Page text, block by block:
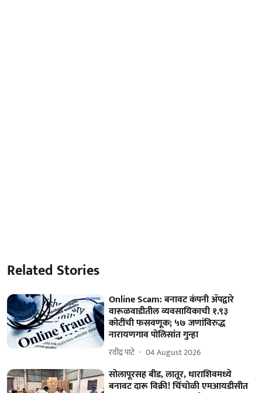
Related Stories
Online Scam: बनावट कंपनी ॲपद्वारे
वारूळवाडीतील व्यवसायिकाची १.९३
कोटींची फसवणूक; ५७ जणांविरुद्ध
नारायणगाव पोलिसांत गुन्हा
रवींद्र पाटे 04 August 2026
सोलापूरसह बीड, लातूर, धाराशिवमध्ये
बनावट दारू विक्री! चिंचोळी एमआयडीसीत